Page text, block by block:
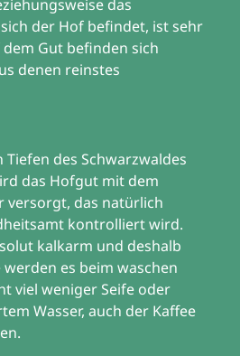
das
der Hof befindet, ist sehr
dem Gut befinden sich
denen reinstes
des Schwarzwaldes
das Hofgut mit dem
versorgt, das natürlich
kontrolliert wird.
kalkarm und deshalb
es beim waschen
viel weniger Seife oder
Wasser, auch der Kaffee